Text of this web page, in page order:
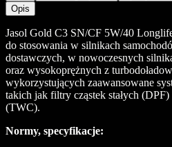
Opis
Jasol Gold C3 SN/CF 5W/40
do stosowania w silnikach
dostawczych, w nowoczesnych
oraz wysokoprężnych z
wykorzystujących zaawansowane
takich jak filtry cząstek stałych
(TWC).
Normy, specyfikacje: